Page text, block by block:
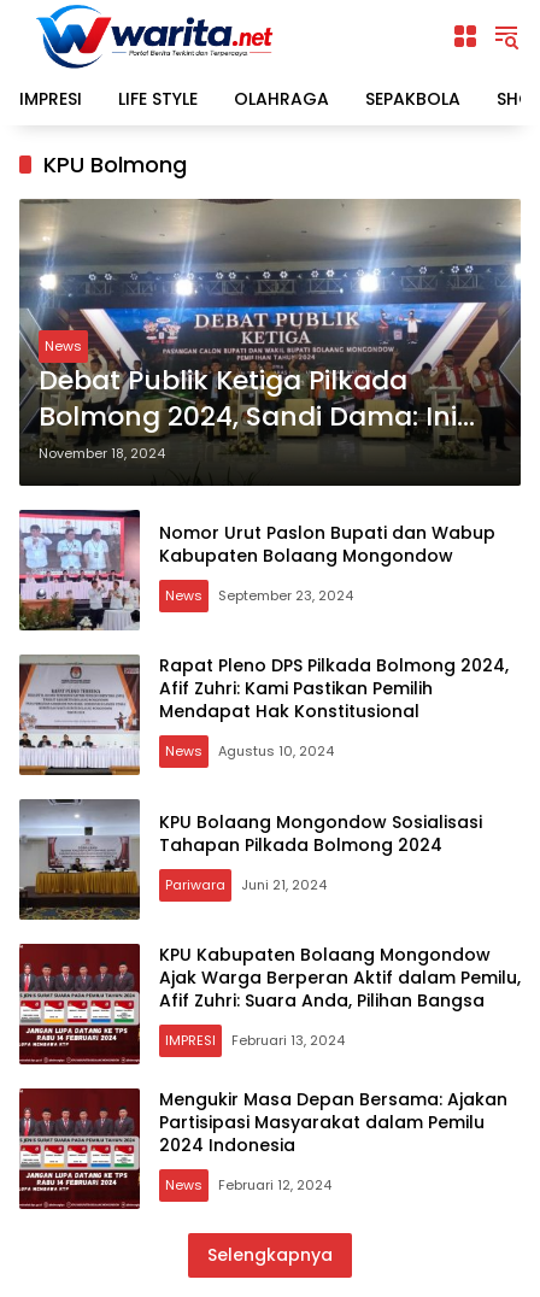
Langsung
konten
IMPRESI
LIFE STYLE OLAHRAGA SEPAKBOLA
KPU Bolmong
News
Debat Publik Ketiga Pilkada
Bolmong 2024, Sandi Dama: Ini
Acuan Masyarakat Memilih
Pemimpin yang Tepat
November 18, 2024
Nomor Urut Paslon Bupati dan Wabup
Kabupaten Bolaang Mongondow
News September 23, 2024
Rapat Pleno DPS Pilkada Bolmong 2024,
Afif Zuhri: Kami Pastikan Pemilih
Mendapat Hak Konstitusional
News Agustus 10, 2024
KPU Bolaang Mongondow Sosialisasi
Tahapan Pilkada Bolmong 2024
Pariwara Juni 21, 2024
KPU Kabupaten Bolaang Mongondow
Ajak Warga Berperan Aktif dalam Pemilu,
Afif Zuhri: Suara Anda, Pilihan Bangsa
IMPRESI Februari 13, 2024
Mengukir Masa Depan Bersama: Ajakan
Partisipasi Masyarakat dalam Pemilu
2024 Indonesia
News Februari 12, 2024
Selengkapnya